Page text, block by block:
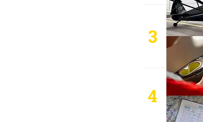
3
4